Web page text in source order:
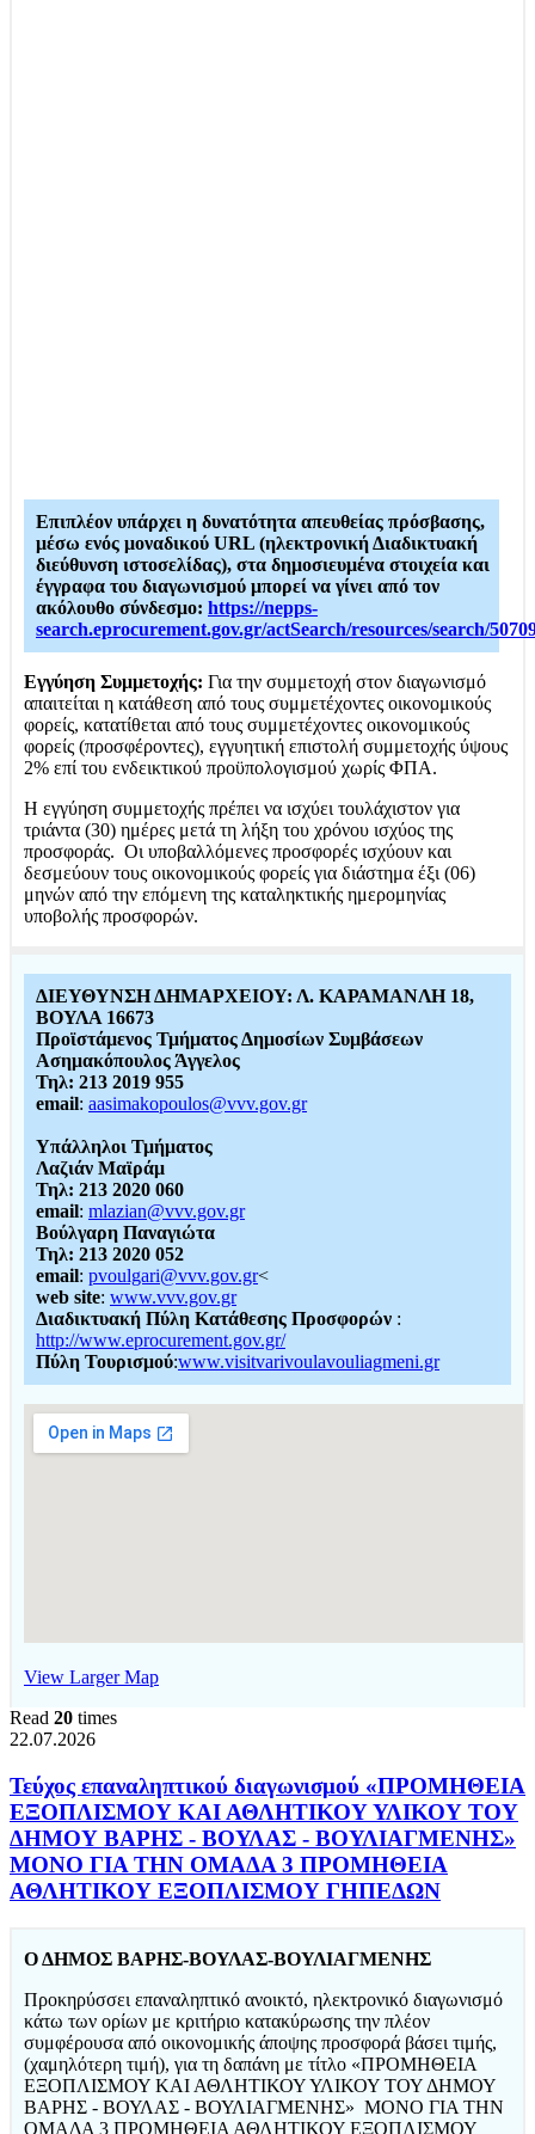
Επιπλέον υπάρχει η δυνατότητα απευθείας πρόσβασης,
μέσω ενός μοναδικού URL (ηλεκτρονική Διαδικτυακή
διεύθυνση ιστοσελίδας), στα δημοσιευμένα στοιχεία και
έγγραφα του διαγωνισμού μπορεί να γίνει από τον
ακόλουθο σύνδεσμο: https://nepps-
search.eprocurement.gov.gr/actSearch/resources/search/
Εγγύηση Συμμετοχής: Για την συμμετοχή στον διαγωνισμό
απαιτείται η κατάθεση από τους συμμετέχοντες οικονομικούς
φορείς, κατατίθεται από τους συμμετέχοντες οικονομικούς
φορείς (προσφέροντες), εγγυητική επιστολή συμμετοχής ύψους
2% επί του ενδεικτικού προϋπολογισμού χωρίς ΦΠΑ.
Η εγγύηση συμμετοχής πρέπει να ισχύει τουλάχιστον για
τριάντα (30) ημέρες μετά τη λήξη του χρόνου ισχύος της
προσφοράς. Οι υποβαλλόμενες προσφορές ισχύουν και
δεσμεύουν τους οικονομικούς φορείς για διάστημα έξι (06)
μηνών από την επόμενη της καταληκτικής ημερομηνίας
υποβολής προσφορών.
ΔΙΕΥΘΥΝΣΗ ΔΗΜΑΡΧΕΙΟΥ: Λ. ΚΑΡΑΜΑΝΛΗ 18,
ΒΟΥΛΑ 16673
Προϊστάμενος Τμήματος Δημοσίων Συμβάσεων
Ασημακόπουλος Άγγελος
Τηλ: 213 2019 955
email: aasimakopoulos@vvv.gov.gr
Υπάλληλοι Τμήματος
Λαζιάν Μαϊράμ
Τηλ: 213 2020 060
email: mlazian@vvv.gov.gr
Βούλγαρη Παναγιώτα
Τηλ: 213 2020 052
email: pvoulgari@vvv.gov.gr<
web site: www.vvv.gov.gr
Διαδικτυακή Πύλη Κατάθεσης Προσφορών :
http://www.eprocurement.gov.gr/
Πύλη Τουρισμού:www.visitvarivoulavouliagmeni.gr
View Larger Map
Read 20 times
22.07.2026
Τεύχος επαναληπτικού διαγωνισμού «ΠΡΟΜΗΘΕΙΑ
ΕΞΟΠΛΙΣΜΟΥ ΚΑΙ ΑΘΛΗΤΙΚΟΥ ΥΛΙΚΟΥ ΤΟΥ
ΔΗΜΟΥ ΒΑΡΗΣ - ΒΟΥΛΑΣ - ΒΟΥΛΙΑΓΜΕΝΗΣ»
ΜΟΝΟ ΓΙΑ ΤΗΝ ΟΜΑΔΑ 3 ΠΡΟΜΗΘΕΙΑ
ΑΘΛΗΤΙΚΟΥ ΕΞΟΠΛΙΣΜΟΥ ΓΗΠΕΔΩΝ
Ο ΔΗΜΟΣ ΒΑΡΗΣ-ΒΟΥΛΑΣ-ΒΟΥΛΙΑΓΜΕΝΗΣ
Προκηρύσσει επαναληπτικό ανοικτό, ηλεκτρονικό διαγωνισμό
κάτω των ορίων με κριτήριο κατακύρωσης την πλέον
συμφέρουσα από οικονομικής άποψης προσφορά βάσει τιμής,
(χαμηλότερη τιμή), για τη δαπάνη με τίτλο «ΠΡΟΜΗΘΕΙΑ
ΕΞΟΠΛΙΣΜΟΥ ΚΑΙ ΑΘΛΗΤΙΚΟΥ ΥΛΙΚΟΥ ΤΟΥ ΔΗΜΟΥ
ΒΑΡΗΣ - ΒΟΥΛΑΣ - ΒΟΥΛΙΑΓΜΕΝΗΣ» ΜΟΝΟ ΓΙΑ ΤΗΝ
ΟΜΑΔΑ 3 ΠΡΟΜΗΘΕΙΑ ΑΘΛΗΤΙΚΟΥ ΕΞΟΠΛΙΣΜΟΥ